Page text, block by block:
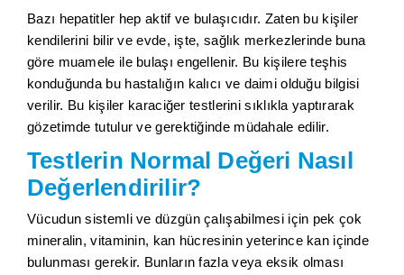
Bazı hepatitler hep aktif ve bulaşıcıdır. Zaten bu kişiler
kendilerini bilir ve evde, işte, sağlık merkezlerinde buna
göre muamele ile bulaşı engellenir. Bu kişilere teşhis
konduğunda bu hastalığın kalıcı ve daimi olduğu bilgisi
verilir. Bu kişiler karaciğer testlerini sıklıkla yaptırarak
gözetimde tutulur ve gerektiğinde müdahale edilir.
Testlerin Normal Değeri Nasıl
Değerlendirilir?
Vücudun sistemli ve düzgün çalışabilmesi için pek çok
mineralin, vitaminin, kan hücresinin yeterince kan içinde
bulunması gerekir. Bunların fazla veya eksik olması